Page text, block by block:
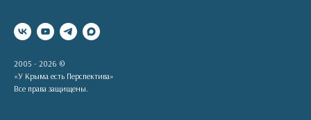
2005 - 2026 ©
«У Крыма есть Перспектива»
Все права защищены.